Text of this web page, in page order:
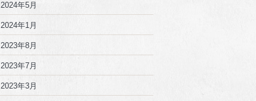
2024年5月
2024年1月
2023年8月
2023年7月
2023年3月